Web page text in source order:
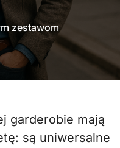
zestawom
są uniwersalne